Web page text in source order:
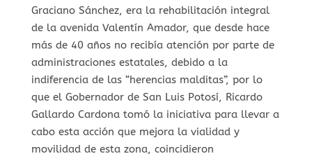
Graciano Sánchez, era la rehabilitación integral
de la avenida Valentín Amador, que desde hace
más de 40 años no recibía atención por parte de
administraciones estatales, debido a la
indiferencia de las “herencias malditas”, por lo
que el Gobernador de San Luis Potosí, Ricardo
Gallardo Cardona tomó la iniciativa para llevar a
cabo esta acción que mejora la vialidad y
movilidad de esta zona, coincidieron